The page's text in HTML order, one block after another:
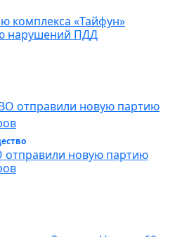
комплекса «Тайфун»
нарушений ПДД
отправили новую партию